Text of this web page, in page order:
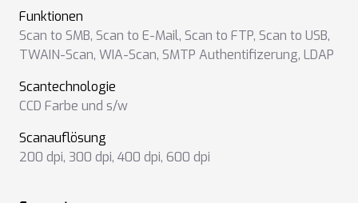
Funktionen
Scan to SMB, Scan to E-Mail, Scan to FTP, Scan to USB,
TWAIN-Scan, WIA-Scan, SMTP Authentifizerung, LDAP
Scantechnologie
CCD Farbe und s/w
Scanauflösung
200 dpi, 300 dpi, 400 dpi, 600 dpi